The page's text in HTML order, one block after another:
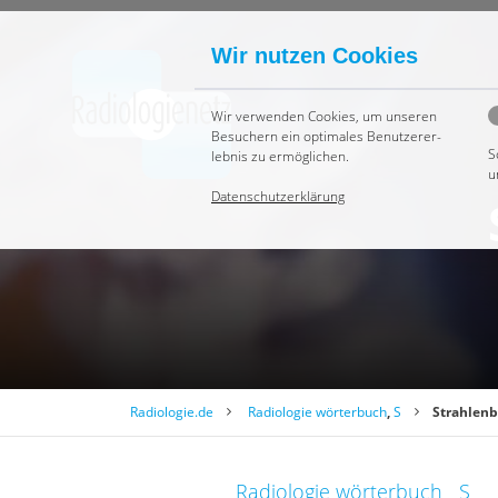
Wir nutzen Cookies
Wir ver­wen­den Coo­kies, um un­se­ren
Be­su­chern ein op­ti­ma­les Be­nut­zer­er­
leb­nis zu er­mög­li­chen.
Datenschutzerklärung
Radiologie.de Radiologie wörterbuch,S
Radiologie wörterbuch S